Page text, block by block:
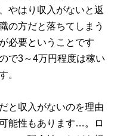
やはり収入がないと返
の方だと落ちてしまう
必要ということです
で3～4万円程度は稼い
。
と収入がないのを理由
能性もあります…。ロ